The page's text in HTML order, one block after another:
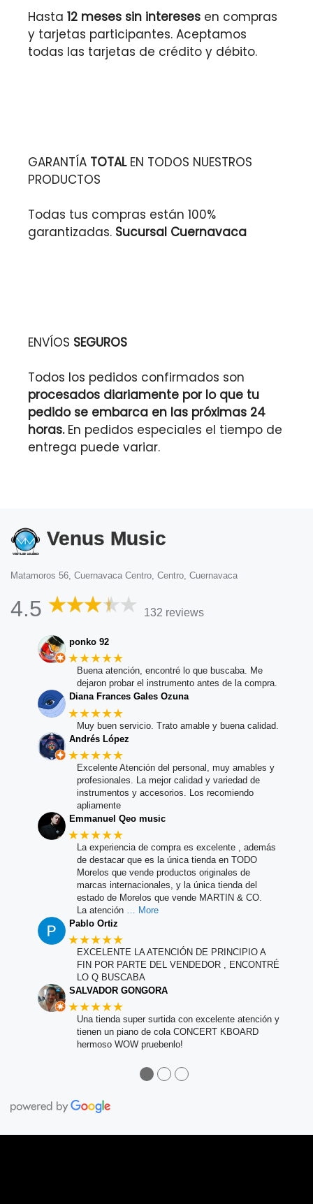
Hasta 12 meses sin intereses en compras
y tarjetas participantes. Aceptamos
todas las tarjetas de crédito y débito.
GARANTÍA TOTALEN TODOS NUESTROS
PRODUCTOS
Todas tus compras están 100%
garantizadas. Sucursal Cuernavaca
ENVÍOS SEGUROS
Todos los pedidos confirmados son
procesados diariamente por lo que tu
pedido se embarca en las próximas 24
horas.En pedidos especiales el tiempo de
entrega puede variar.
Venus Music
Matamoros 56, Cuernavaca Centro, Centro, Cuernavaca
4.5 132 reviews
ponko 92
★★★★★
Buena atención, encontré lo que buscaba. Me
dejaron probar el instrumento antes de la compra.
Diana Frances Gales Ozuna
★★★★★
Muy buen servicio. Trato amable y buena calidad.
Andrés López
★★★★★
Excelente Atención del personal, muy amables y
profesionales. La mejor calidad y variedad de
instrumentos y accesorios. Los recomiendo
apliamente
Emmanuel Qeo music
★★★★★
La experiencia de compra es excelente , además
de destacar que es la única tienda en TODO
Morelos que vende productos originales de
marcas internacionales, y la única tienda del
estado de Morelos que vende MARTIN & CO.
La atención
… More
Pablo Ortiz
★★★★★
EXCELENTE LA ATENCIÓN DE PRINCIPIO A
FIN POR PARTE DEL VENDEDOR , ENCONTRÉ
LO Q BUSCABA
SALVADOR GONGORA
★★★★★
Una tienda super surtida con excelente atención y
tienen un piano de cola CONCERT KBOARD
hermoso WOW pruebenlo!
●●●